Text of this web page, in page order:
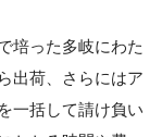
培った多岐にわた
出荷、さらにはア
一括して請け負い